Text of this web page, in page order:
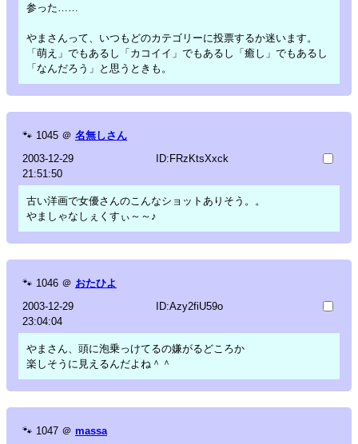
参った……
やまさんって、いつもどのカテゴリーに投票するか迷います。
「萌え」でもあるし「カコイイ」でもあるし「癒し」でもあるし
「なんだろう」と思うときも。
🐾 1045 ＠ 名無しさん
2003-12-29
21:51:50
ID:FRzKtsXxck
古い洋画で女優さんのこんなショットありそう。。
やましゃなしぇくすぃ～～♪
🐾 1046 ＠ おたひよ
2003-12-29
23:04:04
ID:Azy2fiU59o
やまさん、頭に泡乗っけてるの嫌がるどころか
楽しそうに見えるんだよね＾＾
🐾 1047 ＠ massa